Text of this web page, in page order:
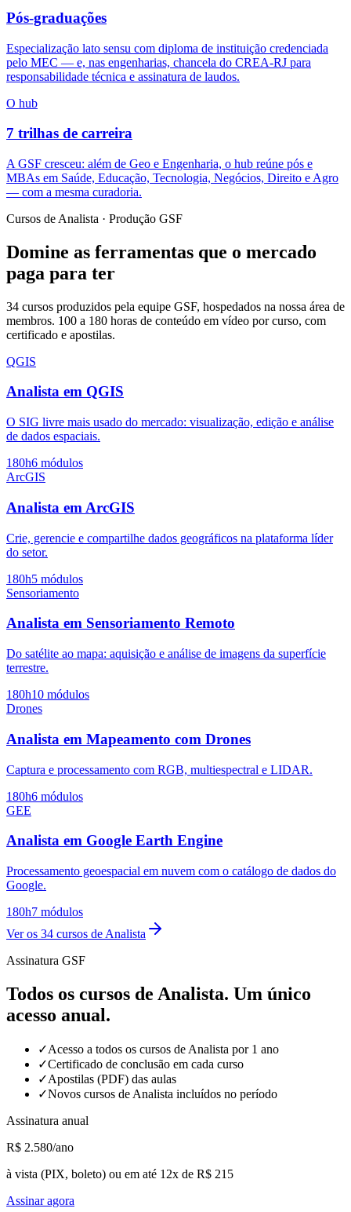
Pós-graduações
Especialização lato sensu com diploma de instituição credenciada
pelo MEC — e, nas engenharias, chancela do CREA-RJ para
responsabilidade técnica e assinatura de laudos.
O hub
7 trilhas de carreira
A GSF cresceu: além de Geo e Engenharia, o hub reúne pós e
MBAs em Saúde, Educação, Tecnologia, Negócios, Direito e Agro
— com a mesma curadoria.
Cursos de Analista · Produção GSF
Domine as ferramentas que o mercado
paga para ter
34 cursos produzidos pela equipe GSF, hospedados na nossa área de
membros. 100 a 180 horas de conteúdo em vídeo por curso, com
certificado e apostilas.
QGIS
Analista em QGIS
O SIG livre mais usado do mercado: visualização, edição e análise
de dados espaciais.
180h6 módulos
ArcGIS
Analista em ArcGIS
Crie, gerencie e compartilhe dados geográficos na plataforma líder
do setor.
180h5 módulos
Sensoriamento
Analista em Sensoriamento Remoto
Do satélite ao mapa: aquisição e análise de imagens da superfície
terrestre.
180h10 módulos
Drones
Analista em Mapeamento com Drones
Captura e processamento com RGB, multiespectral e LIDAR.
180h6 módulos
GEE
Analista em Google Earth Engine
Processamento geoespacial em nuvem com o catálogo de dados do
Google.
180h7 módulos
Ver os 34 cursos de Analista
Assinatura GSF
Todos os cursos de Analista. Um único
acesso anual.
✓Acesso a todos os cursos de Analista por 1 ano
✓Certificado de conclusão em cada curso
✓Apostilas (PDF) das aulas
✓Novos cursos de Analista incluídos no período
Assinatura anual
R$ 2.580/ano
à vista (PIX, boleto) ou em até 12x de R$ 215
Assinar agora